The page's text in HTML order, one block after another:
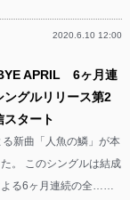
2020.6.10 12:00
APRIL 6ヶ月連
グルリリース第2
スタート
新曲「人魚の鱗」が本
。 このシングルは結成
る6ヶ月連続の全……